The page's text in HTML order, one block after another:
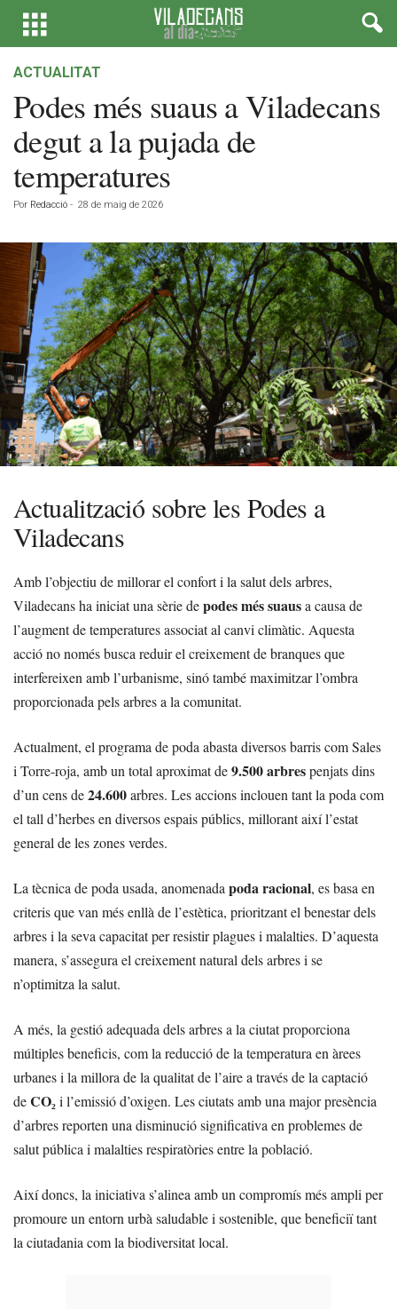
ACTUALITAT
Podes més suaus a Viladecans
degut a la pujada de
temperatures
Por Redacció - 28 de maig de 2026
Actualització sobre les Podes a
Viladecans
Amb l’objectiu de millorar el confort i la salut dels arbres,
Viladecans ha iniciat una sèrie depodes més suausa causa de
l’augment de temperatures associat al canvi climàtic. Aquesta
acció no només busca reduir el creixement de branques que
interfereixen amb l’urbanisme, sinó també maximitzar l’ombra
proporcionada pels arbres a la comunitat.
Actualment, el programa de poda abasta diversos barris com Sales
i Torre-roja, amb un total aproximat de9.500 arbrespenjats dins
d’un cens de24.600arbres. Les accions inclouen tant la poda com
el tall d’herbes en diversos espais públics, millorant així l’estat
general de les zones verdes.
La tècnica de poda usada, anomenada poda racional, es basa en
criteris que van més enllà de l’estètica, prioritzant el benestar dels
arbres i la seva capacitat per resistir plagues i malalties. D’aquesta
manera, s’assegura el creixement natural dels arbres i se
n’optimitza la salut.
A més, la gestió adequada dels arbres a la ciutat proporciona
múltiples beneficis, com la reducció de la temperatura en àrees
urbanes i la millora de la qualitat de l’aire a través de la captació
deCO₂i l’emissió d’oxigen. Les ciutats amb una major presència
d’arbres reporten una disminució significativa en problemes de
salut pública i malalties respiratòries entre la població.
Així doncs, la iniciativa s’alinea amb un compromís més ampli per
promoure un entorn urbà saludable i sostenible, que beneficiï tant
la ciutadania com la biodiversitat local.